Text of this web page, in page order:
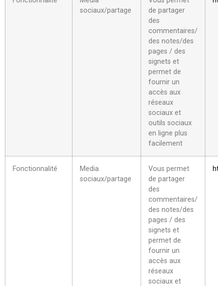
sociaux/partage
de partager
des
commentaires/
des notes/des
pages / des
signets et
permet de
fournir un
accès aux
réseaux
sociaux et
outils sociaux
en ligne plus
facilement
Fonctionnalité
Media
sociaux/partage
Vous permet
de partager
des
commentaires/
des notes/des
pages / des
signets et
permet de
fournir un
accès aux
réseaux
sociaux et